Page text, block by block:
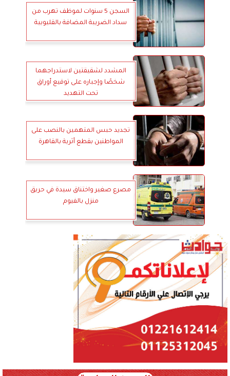
السجن 5 سنوات لموظف تهرب من
سداد الضريبة المضافة بالقليوبية
المشدد لشقيقتين لاستدراجهما
شخصًا وإجباره على توقيع أوراق
تحت التهديد
تجديد حبس المتهمين بالنصب على
المواطنين بقطع أثرية بالقاهرة
مصرع صغير واختناق سيدة في حريق
منزل بالفيوم